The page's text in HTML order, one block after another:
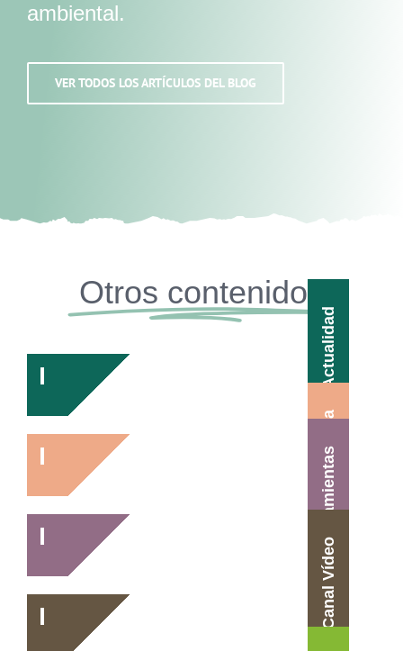
ambiental.
VER TODOS LOS ARTÍCULOS DEL BLOG
Otros contenidos
Actualidad
Agenda
Herramientas
Canal Vídeo